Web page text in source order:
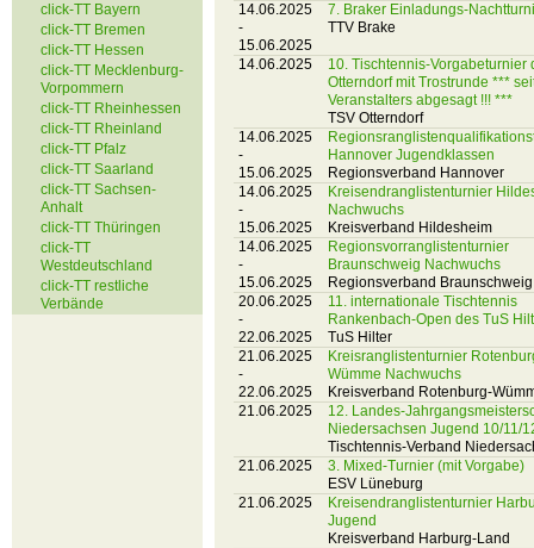
click-TT Bayern
click-TT Bremen
click-TT Hessen
click-TT Mecklenburg-
Vorpommern
click-TT Rheinhessen
click-TT Rheinland
click-TT Pfalz
click-TT Saarland
click-TT Sachsen-
Anhalt
click-TT Thüringen
click-TT
Westdeutschland
click-TT restliche
Verbände
14.06.2025
-
15.06.2025
7. Braker Einladungs-
TTV Brake
14.06.2025
10. Tischtennis-Vorgabeturnier
Otterndorf mit Trostrunde ***
Veranstalters abgesagt !!! ***
TSV Otterndorf
14.06.2025
-
15.06.2025
Hannover Jugendklassen
Regionsverband Hannover
14.06.2025
-
15.06.2025
Kreisendranglistenturnier
Nachwuchs
Kreisverband Hildesheim
14.06.2025
-
15.06.2025
Regionsvorranglistenturnier
Braunschweig Nachwuchs
Regionsverband Braunschweig
20.06.2025
-
22.06.2025
11. internationale Tischtennis
Rankenbach-Open des TuS
TuS Hilter
21.06.2025
-
22.06.2025
Kreisranglistenturnier
Wümme Nachwuchs
Kreisverband Rotenburg-
21.06.2025
12. Landes-
Niedersachsen Jugend 10/11/
Tischtennis-Verband
21.06.2025
3. Mixed-Turnier (mit Vorgabe)
ESV Lüneburg
21.06.2025
Kreisendranglistenturnier
Jugend
Kreisverband Harburg-Land